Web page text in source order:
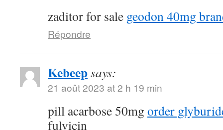
zaditor for sale geodon 40mg
Répondre
Kebeepsays:
21 août 2023 at 2 h 19 min
pill acarbose 50mg order
fulvicin